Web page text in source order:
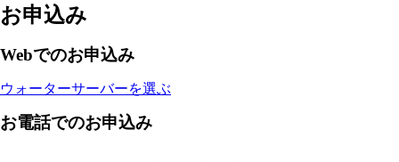
お申込み
Webでのお申込み
ウォーターサーバーを選ぶ
お電話でのお申込み